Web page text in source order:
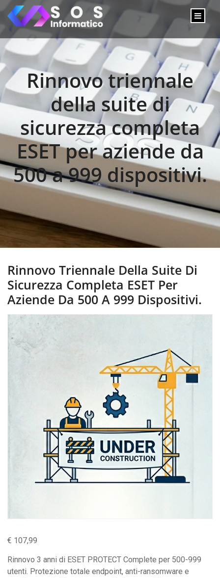
Rinnovo triennale
della suite di
sicurezza completa
ESET per aziende da
500 a 999 dispositivi.
Rinnovo Triennale Della Suite Di
Sicurezza Completa ESET Per
Aziende Da 500 A 999 Dispositivi.
€ 107,99
Rinnovo 3 anni di ESET PROTECT Complete per 500-999
utenti. Protezione totale endpoint, anti-ransomware e